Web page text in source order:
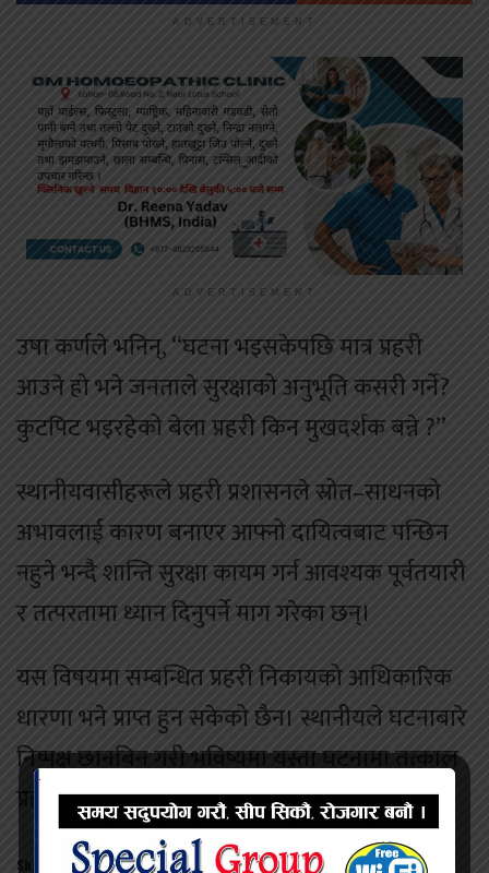
ADVERTISEMENT
ADVERTISEMENT
उषा कर्णले भनिन्, “घटना भइसकेपछि मात्र प्रहरी
आउने हो भने जनताले सुरक्षाको अनुभूति कसरी गर्ने?
कुटपिट भइरहेको बेला प्रहरी किन मुखदर्शक बन्ने ?”
स्थानीयवासीहरूले प्रहरी प्रशासनले स्रोत–साधनको
अभावलाई कारण बनाएर आफ्नो दायित्वबाट पन्छिन
नहुने भन्दै शान्ति सुरक्षा कायम गर्न आवश्यक पूर्वतयारी
र तत्परतामा ध्यान दिनुपर्ने माग गरेका छन्।
यस विषयमा सम्बन्धित प्रहरी निकायको आधिकारिक
धारणा भने प्राप्त हुन सकेको छैन। स्थानीयले घटनाबारे
निष्पक्ष छानबिन गरी भविष्यमा यस्ता घटनामा तत्काल
प्रहरी परिचालन हुने व्यवस्था गर्न आग्रह गरेका छन्।
Share this: